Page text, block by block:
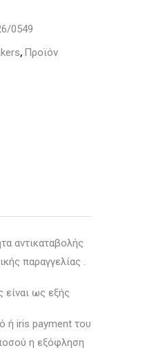
0549
, Προϊόν
αντικαταβολής
παραγγελίας .
ως εξής
ή iris payment του
η εξόφληση